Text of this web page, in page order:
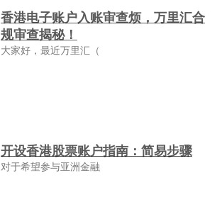
香港电子账户入账审查烦，万里汇合
规审查揭秘！
大家好，最近万里汇（
开设香港股票账户指南：简易步骤
对于希望参与亚洲金融